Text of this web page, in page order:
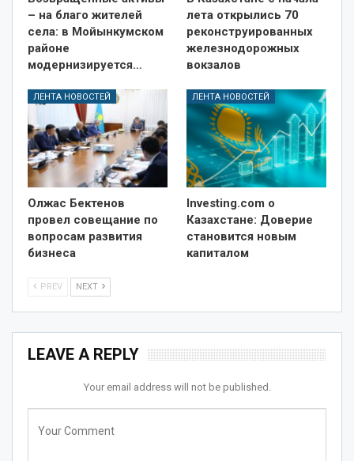
– на благо жителей
села: в Мойынкумском
районе
модернизируется…
лета открылись 70
реконструированных
железнодорожных
вокзалов
ЛЕНТА НОВОСТЕЙ
Олжас Бектенов
провел совещание по
вопросам развития
бизнеса
ЛЕНТА НОВОСТЕЙ
Investing.com о
Казахстане: Доверие
становится новым
капиталом
PREV NEXT
LEAVE A REPLY
Your email address will not be published.